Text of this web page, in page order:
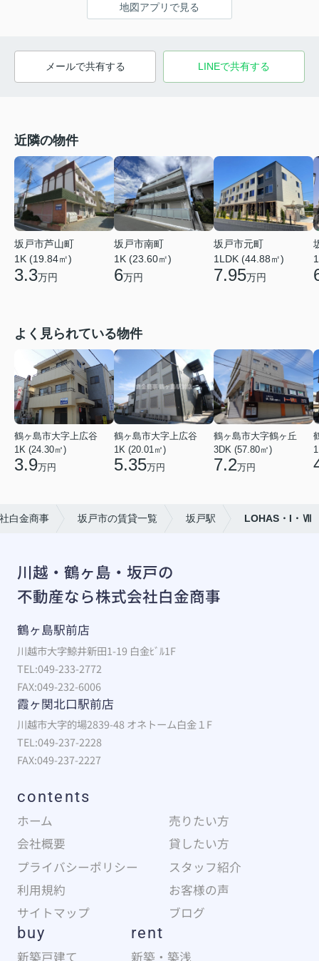
地図アプリで見る
メールで共有する LINEで共有する
近隣の物件
坂戸市芦山町
1K (19.84㎡)
3.3万円
坂戸市南町
1K (23.60㎡)
6万円
坂戸市元町
1LDK (44.88㎡)
7.95万円
よく見られている物件
鶴ヶ島市大字上広谷
1K (24.30㎡)
3.9万円
鶴ヶ島市大字上広谷
1K (20.01㎡)
5.35万円
鶴ヶ島市大字鶴ヶ丘
3DK (57.80㎡)
7.2万円
白金商事 坂戸市の賃貸一覧 坂戸駅 LOHAS・I・Ⅶ
川越・鶴ヶ島・坂戸の
不動産なら株式会社白金商事
鶴ヶ島駅前店
川越市大字鯨井新田1-19 白金ﾋﾞﾙ1F
TEL:049-233-2772
FAX:049-232-6006
霞ヶ関北口駅前店
川越市大字的場2839-48 オネトーム白金１F
TEL:049-237-2228
FAX:049-237-2227
contents
ホーム
売りたい方
会社概要
貸したい方
プライバシーポリシー
スタッフ紹介
利用規約
お客様の声
サイトマップ
ブログ
buy
新築戸建て
rent
新築・築浅